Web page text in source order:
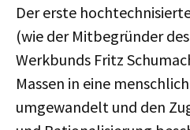
Der erste
(wie der Mitbegründer
Werkbunds Fritz
Massen in eine
umgewandelt und den